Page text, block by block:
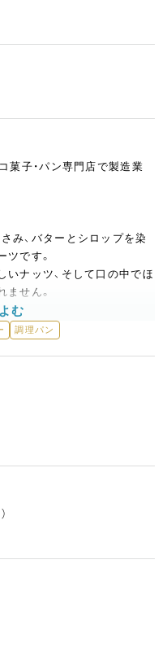
菓子・パン専門店で製造業
み、バターとシロップを染
ツです。
いナッツ、そして口の中でほ
ません。
した、トルコ菓子の専門店
力を知ってもらいたい！
して、お菓子をつくってく
す！
入りのバクラヴァ
冠したゴージャスな菓子
ップに浸したスティック状
地で包む焼き菓子
）…ピスタチオの生地を巻
ン、エクレアなどフランス
調理パン